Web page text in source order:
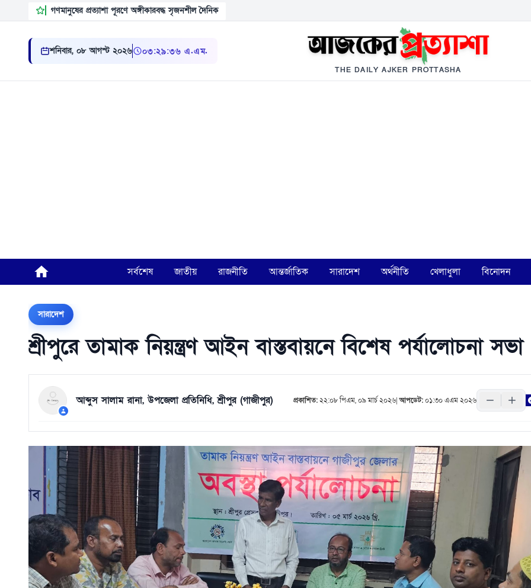
গণমানুষের প্রত্যাশা পূরণে অঙ্গীকারবদ্ধ সৃজনশীল দৈনিক
শনিবার, ০৮ আগস্ট ২০২৬ ০৩ ২৯ ৩৭ এ.এম.
THE DAILY AJKER PROTTASHA
সর্বশেষ জাতীয় রাজনীতি আন্তর্জাতিক সারাদেশ অর্থনীতি খেলাধুলা বিনোদন
সারাদেশ
শ্রীপুরে তামাক নিয়ন্ত্রণ আইন বাস্তবায়নে বিশেষ পর্যালোচনা সভা
আব্দুস সালাম রানা, উপজেলা প্রতিনিধি, শ্রীপুর (গাজীপুর) প্রকাশিত:২২:০৮ পিএম, ০৯ মার্চ ২০২৬|আপডেট:০১:৩০ এএম ২০২৬